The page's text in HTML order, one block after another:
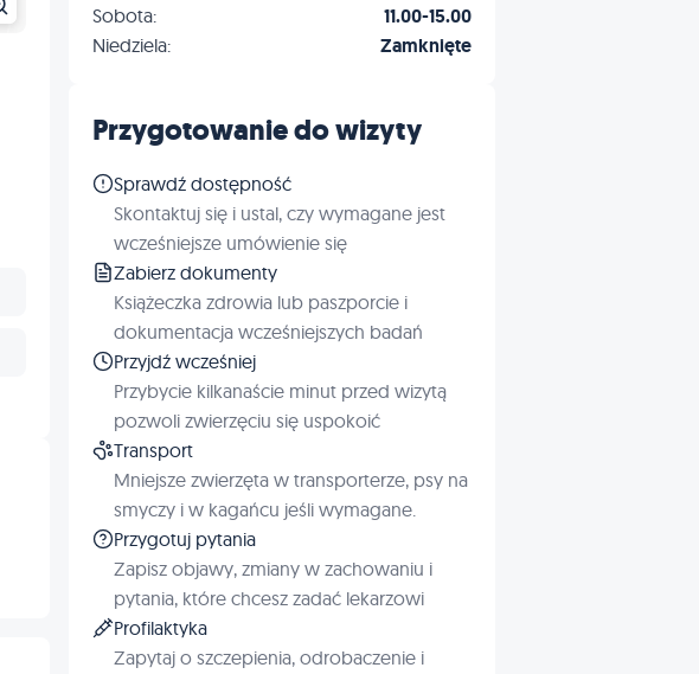
Sobota: 11.00-15.00
Niedziela: Zamknięte
Przygotowanie do wizyty
Sprawdź dostępność
Skontaktuj się i ustal, czy wymagane jest
wcześniejsze umówienie się
Zabierz dokumenty
Książeczka zdrowia lub paszporcie i
dokumentacja wcześniejszych badań
Przyjdź wcześniej
Przybycie kilkanaście minut przed wizytą
pozwoli zwierzęciu się uspokoić
Transport
Mniejsze zwierzęta w transporterze, psy na
smyczy i w kagańcu jeśli wymagane.
Przygotuj pytania
Zapisz objawy, zmiany w zachowaniu i
pytania, które chcesz zadać lekarzowi
Profilaktyka
Zapytaj o szczepienia, odrobaczenie i